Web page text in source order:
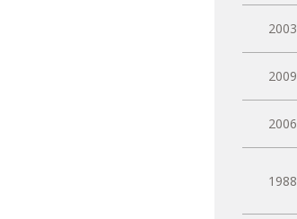
2003
2009
2006
1988